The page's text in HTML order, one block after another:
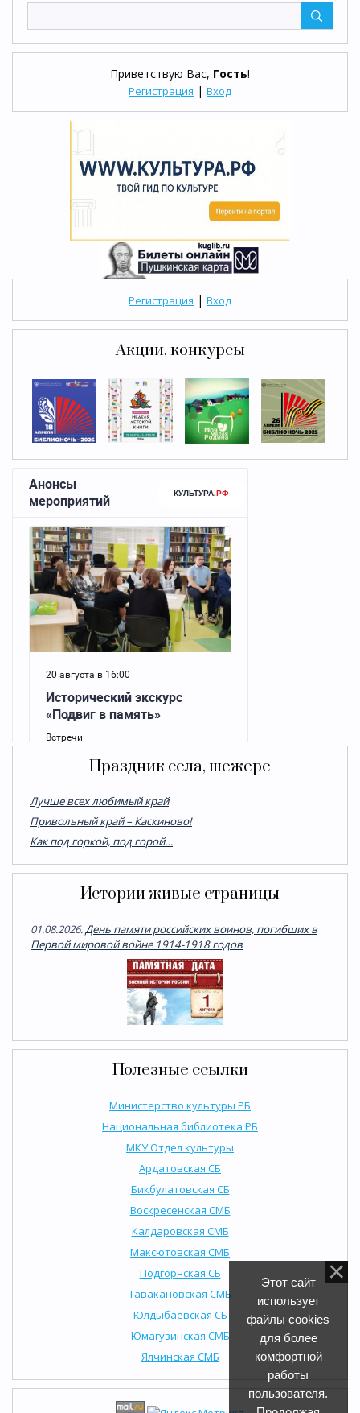
Приветствую Вас, Гость!
Регистрация | Вход
Регистрация | Вход
Акции, конкурсы
Праздник села, шежере
Лучше всех любимый край
Привольный край – Каскиново!
Как под горкой, под горой…
Истории живые страницы
01.08.2026.День памяти российских воинов, погибших в
Первой мировой войне 1914-1918 годов
Полезные ссылки
Министерство культуры РБ
Национальная библиотека РБ
МКУ Отдел культуры
Ардатовская СБ
Бикбулатовская СБ
Воскресенская СМБ
Калдаровская СМБ
Максютовская СМБ
Подгорнская СБ
Тавакановская СМБ
Юлдыбаевская СБ
Юмагузинская СМБ
Ялчинская СМБ
Этот сайт
использует
файлы cookies
для более
комфортной
работы
пользователя.